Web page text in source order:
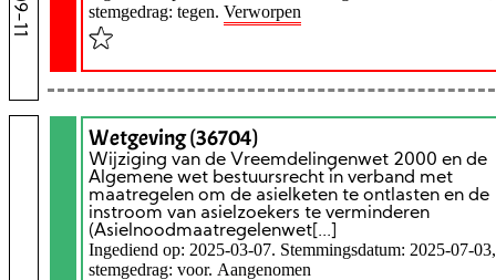
stemgedrag: tegen. Verworpen
Wetgeving (36704)
Wijziging van de Vreemdelingenwet 2000 en de
Algemene wet bestuursrecht in verband met
maatregelen om de asielketen te ontlasten en de
instroom van asielzoekers te verminderen
(Asielnoodmaatregelenwet[...]
Ingediend op: 2025-03-07. Stemmingsdatum: 2025-07-03,
stemgedrag: voor. Aangenomen